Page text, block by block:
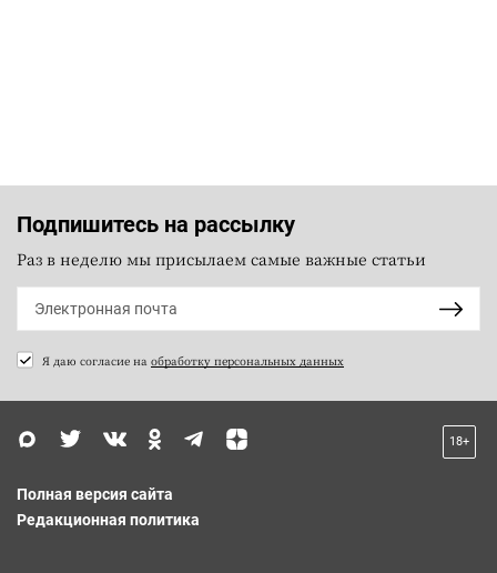
Подпишитесь на рассылку
Раз в неделю мы присылаем самые важные статьи
Я даю согласие на обработку персональных данных
18+
Полная версия сайта
Редакционная политика